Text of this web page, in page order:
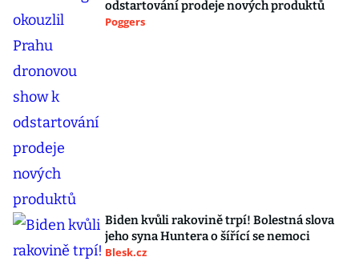
odstartování prodeje nových produktů
Poggers
Biden kvůli rakovině trpí! Bolestná slova
jeho syna Huntera o šířící se nemoci
Blesk.cz